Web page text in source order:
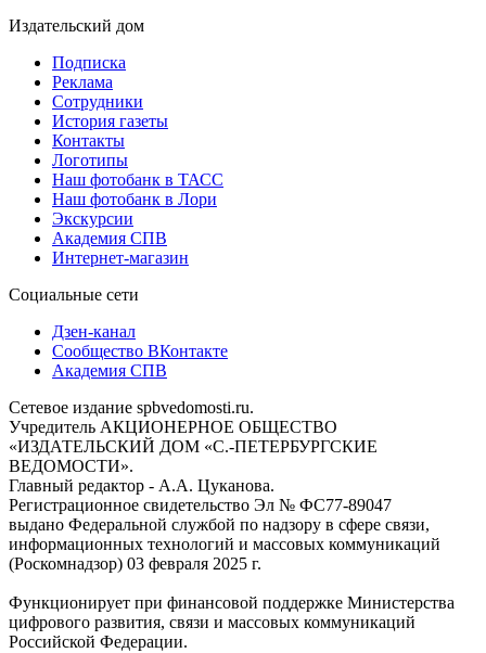
Издательский дом
Подписка
Реклама
Сотрудники
История газеты
Контакты
Логотипы
Наш фотобанк в ТАСС
Наш фотобанк в Лори
Экскурсии
Академия СПВ
Интернет-магазин
Социальные сети
Дзен-канал
Сообщество ВКонтакте
Академия СПВ
Сетевое издание spbvedomosti.ru.
Учредитель АКЦИОНЕРНОЕ ОБЩЕСТВО
«ИЗДАТЕЛЬСКИЙ ДОМ «С.-ПЕТЕРБУРГСКИЕ
ВЕДОМОСТИ».
Главный редактор - А.А. Цуканова.
Регистрационное свидетельство Эл № ФС77-89047
выдано Федеральной службой по надзору в сфере связи,
информационных технологий и массовых коммуникаций
(Роскомнадзор) 03 февраля 2025 г.
Функционирует при финансовой поддержке Министерства
цифрового развития, связи и массовых коммуникаций
Российской Федерации.